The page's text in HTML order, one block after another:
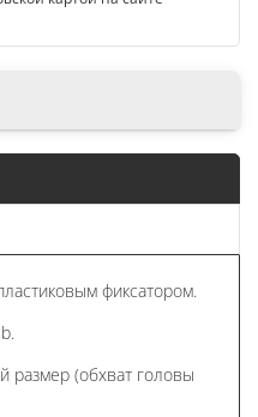
фиксатором.
размер (обхват головы